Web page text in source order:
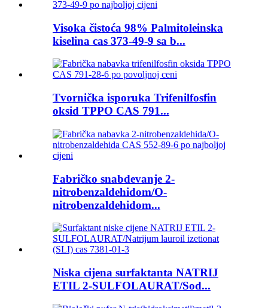
Visoka čistoća 98% Palmitoleinska
kiselina cas 373-49-9 sa b...
Tvornička isporuka Trifenilfosfin
oksid TPPO CAS 791...
Fabričko snabdevanje 2-
nitrobenzaldehidom/O-
nitrobenzaldehidom...
Niska cijena surfaktanta NATRIJ
ETIL 2-SULFOLAURAT/Sod...